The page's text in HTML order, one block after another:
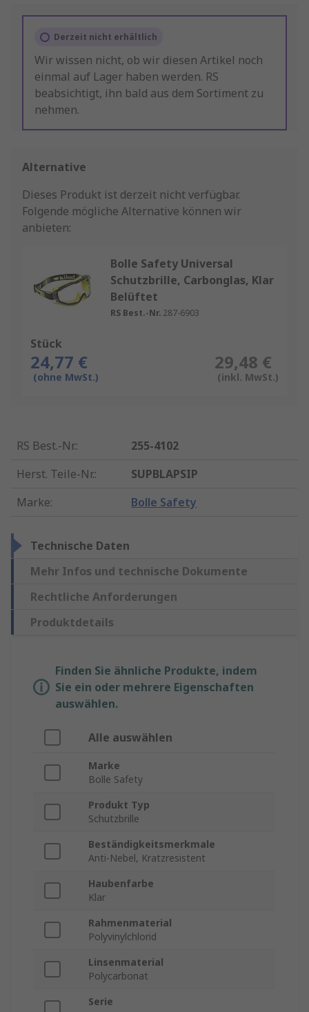
Derzeit nicht erhältlich
Wir wissen nicht, ob wir diesen Artikel noch
einmal auf Lager haben werden. RS
beabsichtigt, ihn bald aus dem Sortiment zu
nehmen.
Alternative
Dieses Produkt ist derzeit nicht verfügbar.
Folgende mögliche Alternative können wir
anbieten:
Bolle Safety Universal
Schutzbrille, Carbonglas, Klar
Belüftet
RS Best.-Nr. 287-6903
Stück
24,77 €
(ohne MwSt.)
29,48 €
(inkl. MwSt.)
RS Best.-Nr.:
255-4102
Herst. Teile-Nr.:
SUPBLAPSIP
Marke: Bolle Safety
Technische Daten
Mehr Infos und technische Dokumente
Rechtliche Anforderungen
Produktdetails
Finden Sie ähnliche Produkte, indem
Sie ein oder mehrere Eigenschaften
auswählen.
Alle auswählen
Marke
Bolle Safety
Produkt Typ
Schutzbrille
Beständigkeitsmerkmale
Anti-Nebel, Kratzresistent
Haubenfarbe
Klar
Rahmenmaterial
Polyvinylchlorid
Linsenmaterial
Polycarbonat
Serie